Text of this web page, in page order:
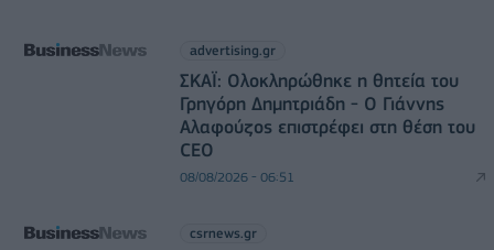
advertising.gr
ΣΚΑΪ: Ολοκληρώθηκε η θητεία του
Γρηγόρη Δημητριάδη - Ο Γιάννης
Αλαφούζος επιστρέφει στη θέση του
CEO
08/08/2026 - 06:51
csrnews.gr